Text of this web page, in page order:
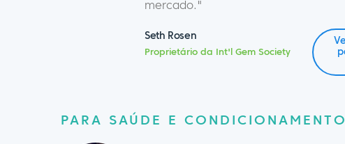
mercado."
Seth Rosen
Proprietário da Int'l Gem Society
PARA SAÚDE E